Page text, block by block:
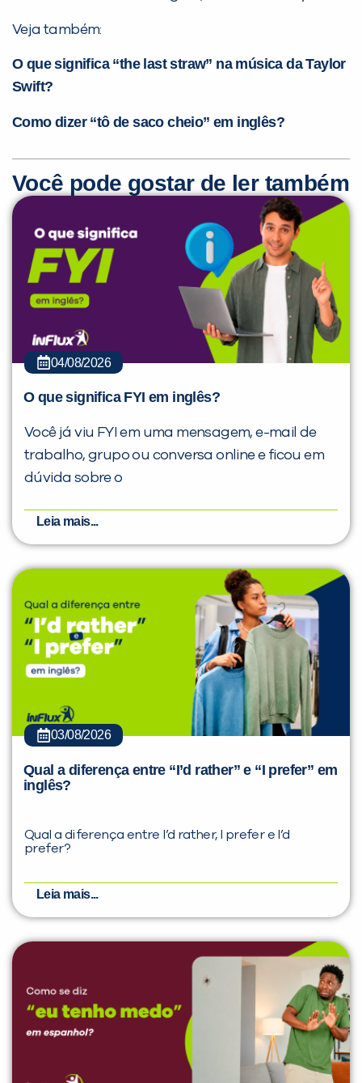
Veja também:
O que significa “the last straw” na música da Taylor
Swift?
Como dizer “tô de saco cheio” em inglês?
Você pode gostar de ler também
04/08/2026
O que significa FYI em inglês?
Você já viu FYI em uma mensagem, e-mail de
trabalho, grupo ou conversa online e ficou em
dúvida sobre o
Leia mais...
03/08/2026
Qual a diferença entre “I’d rather” e “I prefer” em
inglês?
Qual a diferença entre I’d rather, I prefer e I’d
prefer?
Leia mais...